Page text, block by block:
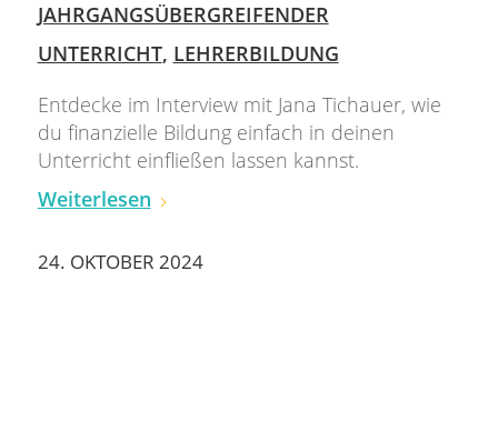
JAHRGANGSÜBERGREIFENDER
UNTERRICHT, LEHRERBILDUNG
Entdecke im Interview mit Jana Tichauer, wie
du finanzielle Bildung einfach in deinen
Unterricht einfließen lassen kannst.
Weiterlesen
24. OKTOBER 2024